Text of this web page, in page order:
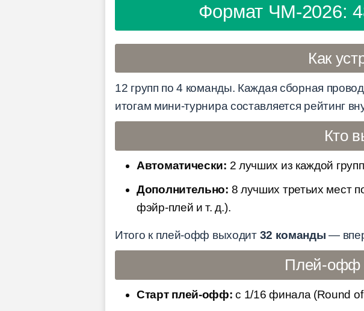
Формат ЧМ-2026:
Как
12 групп по 4 команды. Каждая сборная
итогам мини-турнира составляется рейтинг
Кто
Автоматически: 2 лучших из каждой
Дополнительно: 8 лучших третьих мест
фэйр-плей и т. д.).
Итого к плей-офф выходит 32 команды —
Плей-офф
Старт плей-офф: с 1/16 финала (Round